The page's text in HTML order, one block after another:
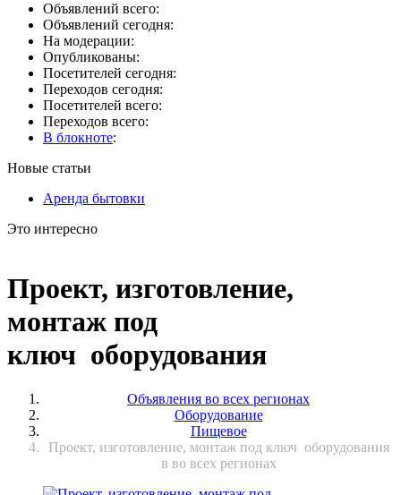
Объявлений всего:
Объявлений сегодня:
На модерации:
Опубликованы:
Посетителей сегодня:
Переходов сегодня:
Посетителей всего:
Переходов всего:
В блокноте:
Новые статьи
Аренда бытовки
Это интересно
Проект, изготовление,
монтаж под
ключ оборудования
Объявления во всех регионах
Оборудование
Пищевое
Проект, изготовление, монтаж под ключ оборудования
в во всех регионах